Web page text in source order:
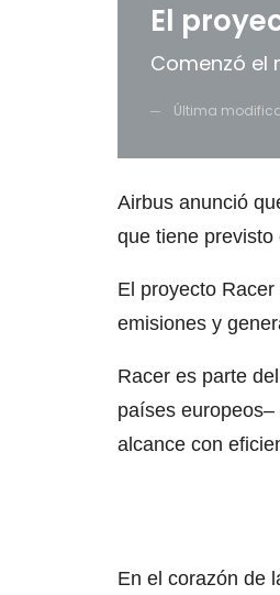
El
Comenzó el
Última
Airbus anunció
que tiene
El proyecto
emisiones y
Racer es parte
países
alcance con
En el corazón de